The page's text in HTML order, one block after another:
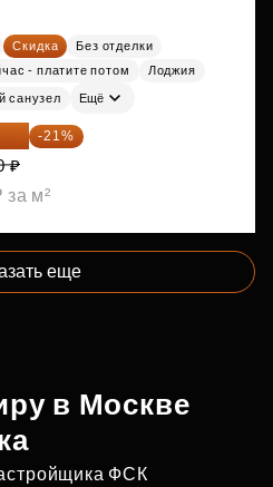
Скидка
Без отделки
- платите потом
Лоджия
санузел Ещё
₽ -21%
₽
за м²
еще
в Москве
ФСК